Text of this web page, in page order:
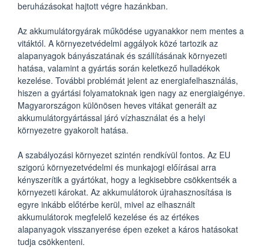
beruházásokat hajtott végre hazánkban.
Az akkumulátorgyárak működése ugyanakkor nem mentes a
vitáktól. A környezetvédelmi aggályok közé tartozik az
alapanyagok bányászatának és szállításának környezeti
hatása, valamint a gyártás során keletkező hulladékok
kezelése. További problémát jelent az energiafelhasználás,
hiszen a gyártási folyamatoknak igen nagy az energiaigénye.
Magyarországon különösen heves vitákat generált az
akkumulátorgyártással járó vízhasználat és a helyi
környezetre gyakorolt hatása.
A szabályozási környezet szintén rendkívül fontos. Az EU
szigorú környezetvédelmi és munkajogi előírásai arra
kényszerítik a gyártókat, hogy a legkisebbre csökkentsék a
környezeti károkat. Az akkumulátorok újrahasznosítása is
egyre inkább előtérbe kerül, mivel az elhasznált
akkumulátorok megfelelő kezelése és az értékes
alapanyagok visszanyerése épen ezeket a káros hatásokat
tudja csökkenteni.